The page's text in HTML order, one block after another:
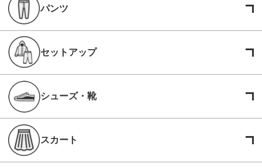
パンツ
セットアップ
シューズ・靴
スカート